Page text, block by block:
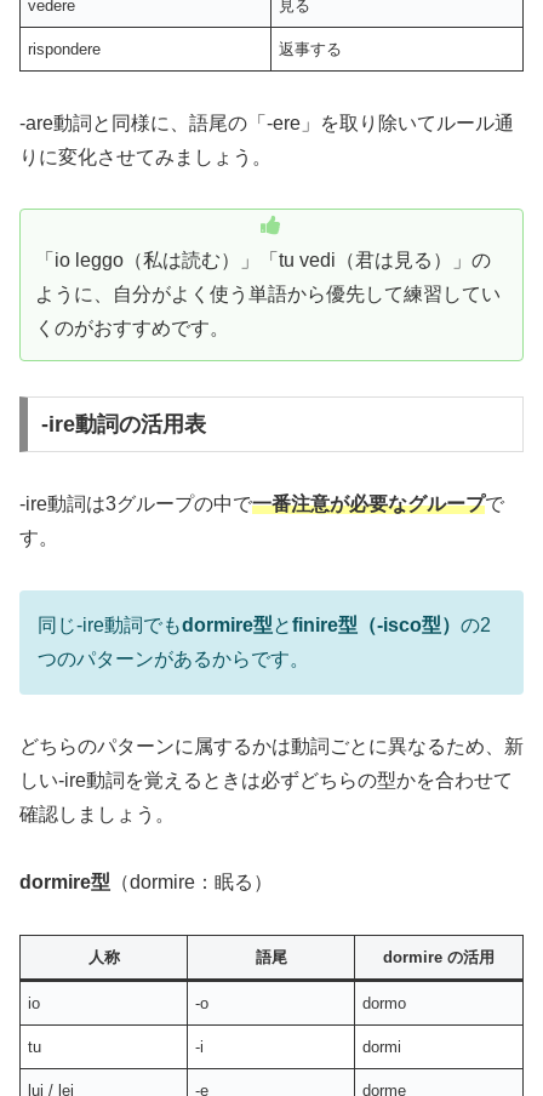
vedere 見る
rispondere 返事する
-are動詞と同様に、語尾の「-ere」を取り除いてルール通
りに変化させてみましょう。
「io leggo（私は読む）」「tu vedi（君は見る）」の
ように、自分がよく使う単語から優先して練習してい
くのがおすすめです。
-ire動詞の活用表
-ire動詞は3グループの中で一番注意が必要なグループで
す。
同じ-ire動詞でもdormire型とfinire型（-isco型） の2
つのパターンがあるからです。
どちらのパターンに属するかは動詞ごとに異なるため、新
しい-ire動詞を覚えるときは必ずどちらの型かを合わせて
確認しましょう。
dormire型 （dormire：眠る）
人称 語尾 dormire の活用
io -o dormo
tu -i dormi
lui / lei -e dorme